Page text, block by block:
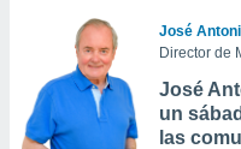
José
Director de
José
un
las